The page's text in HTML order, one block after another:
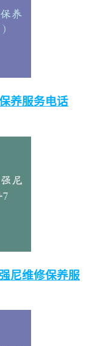
养服务电话
尼维修保养服